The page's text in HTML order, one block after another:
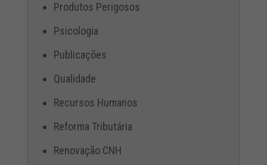
Produtos Perigosos
Psicologia
Publicações
Qualidade
Recursos Humanos
Reforma Tributária
Renovação CNH